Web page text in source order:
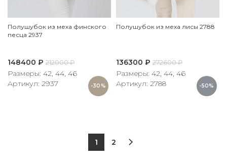
-30%
Полушубок из меха финского
песца 2937
148400 ₽ 212000₽
Размеры: 42, 44, 46
Артикул: 2937
-50%
Полушубок из меха лисы 2788
136300 ₽ 272600₽
Размеры: 42, 44, 46
Артикул: 2788
1 2